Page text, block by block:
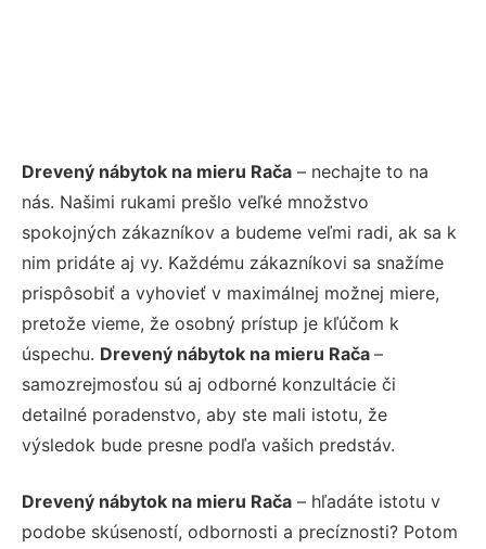
Drevený nábytok na mieru Rača – nechajte to na
nás. Našimi rukami prešlo veľké množstvo
spokojných zákazníkov a budeme veľmi radi, ak sa k
nim pridáte aj vy. Každému zákazníkovi sa snažíme
prispôsobiť a vyhovieť v maximálnej možnej miere,
pretože vieme, že osobný prístup je kľúčom k
úspechu. Drevený nábytok na mieru Rača –
samozrejmosťou sú aj odborné konzultácie či
detailné poradenstvo, aby ste mali istotu, že
výsledok bude presne podľa vašich predstáv.
Drevený nábytok na mieru Rača – hľadáte istotu v
podobe skúseností, odbornosti a precíznosti? Potom